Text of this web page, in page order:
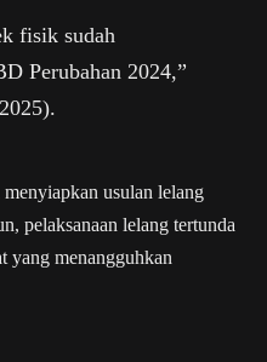
fisik sudah
Perubahan 2024,”
usulan lelang
pelaksanaan lelang tertunda
yang menangguhkan